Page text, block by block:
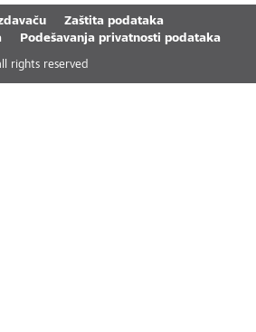
Zaštita podataka
Podešavanja privatnosti podataka
rights reserved